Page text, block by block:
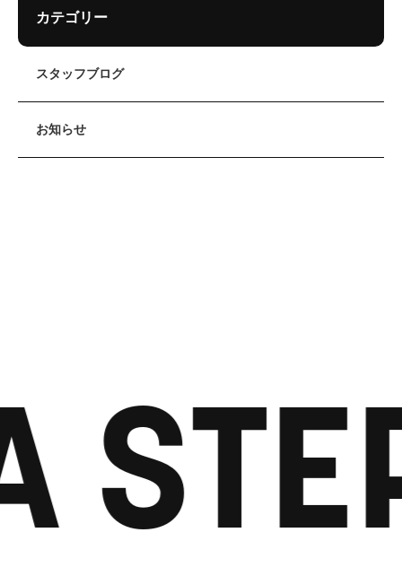
カテゴリー
スタッフブログ
お知らせ